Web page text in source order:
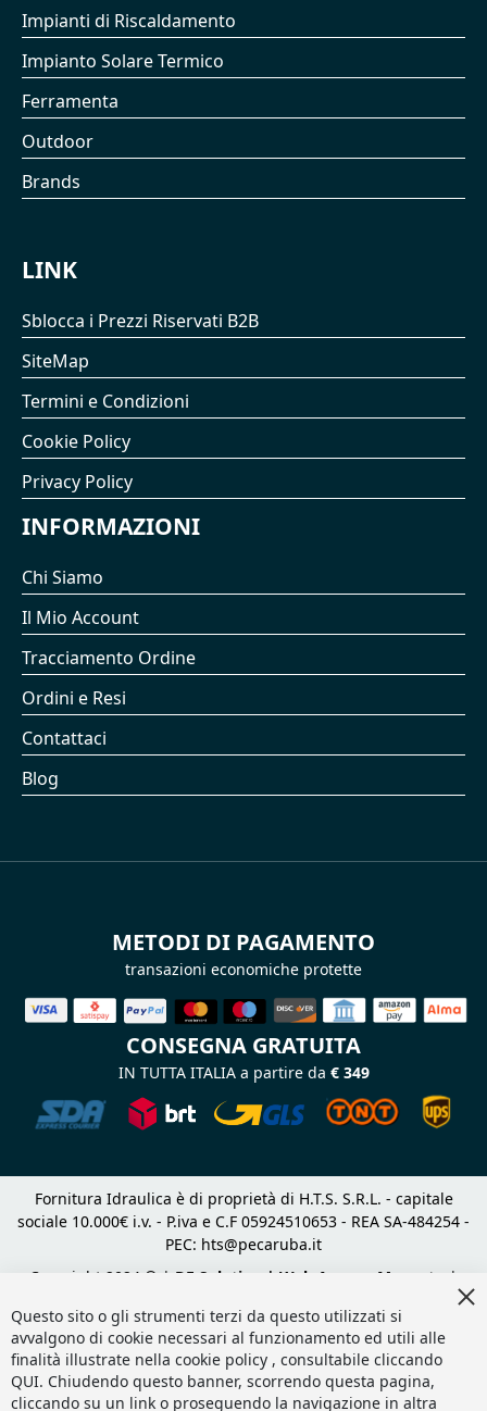
Impianti di Riscaldamento
Impianto Solare Termico
Ferramenta
Outdoor
Brands
LINK
Sblocca i Prezzi Riservati B2B
SiteMap
Termini e Condizioni
Cookie Policy
Privacy Policy
INFORMAZIONI
Chi Siamo
Il Mio Account
Tracciamento Ordine
Ordini e Resi
Contattaci
Blog
METODI DI PAGAMENTO
transazioni economiche protette
CONSEGNA GRATUITA
IN TUTTA ITALIA a partire da € 349
Fornitura Idraulica è di proprietà di H.T.S. S.R.L. - capitale
sociale 10.000€ i.v. - P.iva e C.F 05924510653 - REA SA-484254 -
PEC: hts@pecaruba.it
Copyright 2024 © | DF Solution | Web Agency Magento
|
Questo sito o gli strumenti terzi da questo utilizzati si
avvalgono di cookie necessari al funzionamento ed utili alle
finalità illustrate nella cookie policy , consultabile cliccando
QUI. Chiudendo questo banner, scorrendo questa pagina,
cliccando su un link o proseguendo la navigazione in altra